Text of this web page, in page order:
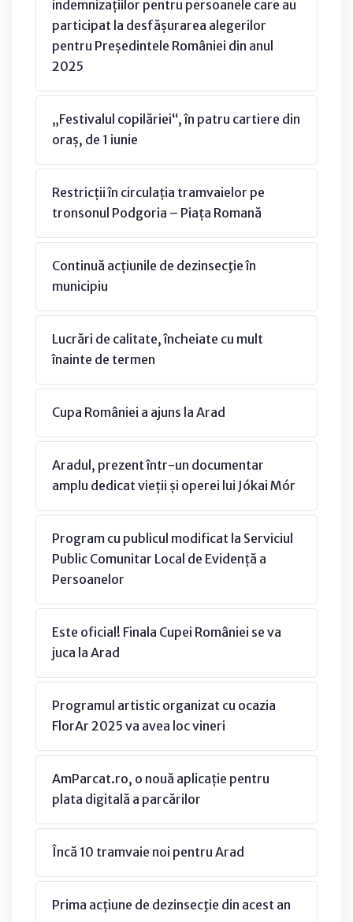
indemnizațiilor pentru persoanele care au
participat la desfășurarea alegerilor
pentru Președintele României din anul
2025
„Festivalul copilăriei“, în patru cartiere din
oraș, de 1 iunie
Restricții în circulația tramvaielor pe
tronsonul Podgoria – Piața Romană
Continuă acțiunile de dezinsecţie în
municipiu
Lucrări de calitate, încheiate cu mult
înainte de termen
Cupa României a ajuns la Arad
Aradul, prezent într-un documentar
amplu dedicat vieții și operei lui Jókai Mór
Program cu publicul modificat la Serviciul
Public Comunitar Local de Evidență a
Persoanelor
Este oficial! Finala Cupei României se va
juca la Arad
Programul artistic organizat cu ocazia
FlorAr 2025 va avea loc vineri
AmParcat.ro, o nouă aplicație pentru
plata digitală a parcărilor
Încă 10 tramvaie noi pentru Arad
Prima acțiune de dezinsecţie din acest an